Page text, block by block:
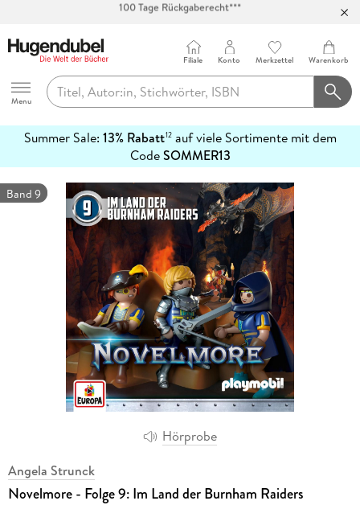
Abholung in über 100 Filialen
Hugendubel
Menu
Filiale Konto Merkzettel Warenkorb
Summer Sale: 13% Rabatt12auf viele Sortimente mit dem
CodeSOMMER13
erfahren
Hörprobe
Band 9
Angela Strunck
Novelmore - Folge 9: Im Land der Burnham Raiders